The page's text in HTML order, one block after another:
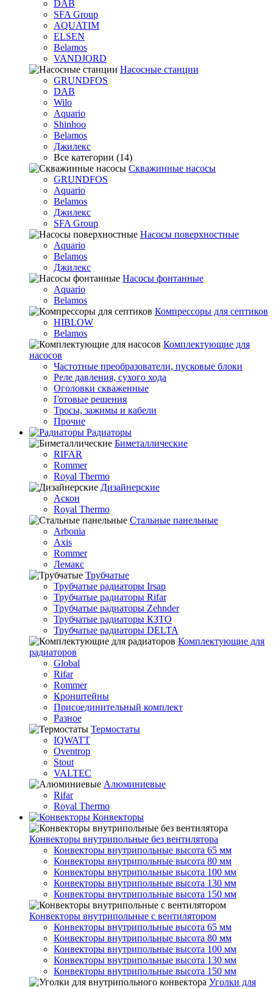
DAB
SFA Group
AQUATIM
ELSEN
Belamos
VANDJORD
Насосные станции
GRUNDFOS
DAB
Wilo
Aquario
Shinhoo
Belamos
Джилекс
Все категории (14)
Скважинные насосы
GRUNDFOS
Aquario
Belamos
Джилекс
SFA Group
Насосы поверхностные
Aquario
Belamos
Джилекс
Насосы фонтанные
Aquario
Belamos
Компрессоры для септиков
HIBLOW
Belamos
Комплектующие для
насосов
Частотные преобразователи, пусковые блоки
Реле давления, сухого хода
Оголовки скваженные
Готовые решения
Тросы, зажимы и кабели
Прочие
Радиаторы
Биметаллические
RIFAR
Rommer
Royal Thermo
Дизайнерские
Аскон
Royal Thermo
Стальные панельные
Arbonia
Axis
Rommer
Лемакс
Трубчатые
Трубчатые радиаторы Irsap
Трубчатые радиаторы Rifar
Трубчатые радиаторы Zehnder
Трубчатые радиаторы КЗТО
Трубчатые радиаторы DELTA
Комплектующие для
радиаторов
Global
Rifar
Rommer
Кронштейны
Присоединительный комплект
Разное
Термостаты
IQWATT
Oventrop
Stout
VALTEC
Алюминиевые
Rifar
Royal Thermo
Конвекторы
Конвекторы внутрипольные без вентилятора
Конвекторы внутрипольные высота 65 мм
Конвекторы внутрипольные высота 80 мм
Конвекторы внутрипольные высота 100 мм
Конвекторы внутрипольные высота 130 мм
Конвекторы внутрипольные высота 150 мм
Конвекторы внутрипольные с вентилятором
Конвекторы внутрипольные высота 65 мм
Конвекторы внутрипольные высота 80 мм
Конвекторы внутрипольные высота 100 мм
Конвекторы внутрипольные высота 130 мм
Конвекторы внутрипольные высота 150 мм
Уголки для